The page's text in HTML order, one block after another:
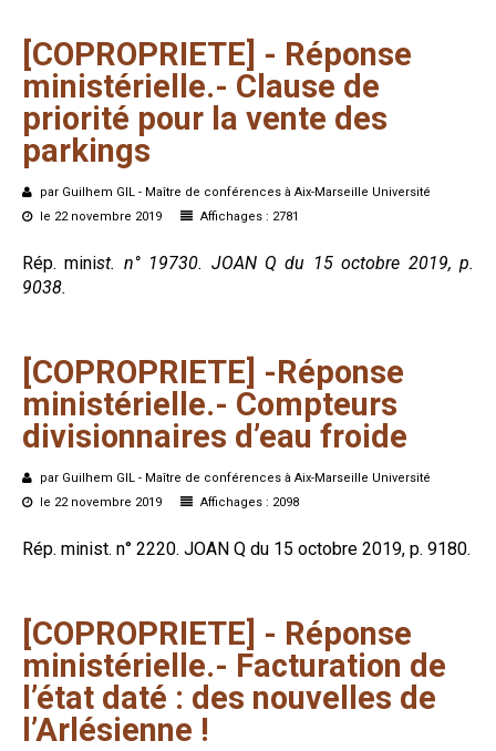
[COPROPRIETE] - Réponse
ministérielle.- Clause de
priorité pour la vente des
parkings
par Guilhem GIL - Maître de conférences à Aix-Marseille Université
le 22 novembre 2019
Affichages : 2781
Rép. minist. n° 19730. JOAN Q du 15 octobre 2019, p.
9038.
[COPROPRIETE] -Réponse
ministérielle.- Compteurs
divisionnaires d’eau froide
par Guilhem GIL - Maître de conférences à Aix-Marseille Université
le 22 novembre 2019
Affichages : 2098
Rép. minist. n° 2220. JOAN Q du 15 octobre 2019, p. 9180.
[COPROPRIETE] - Réponse
ministérielle.- Facturation de
l’état daté : des nouvelles de
l’Arlésienne !